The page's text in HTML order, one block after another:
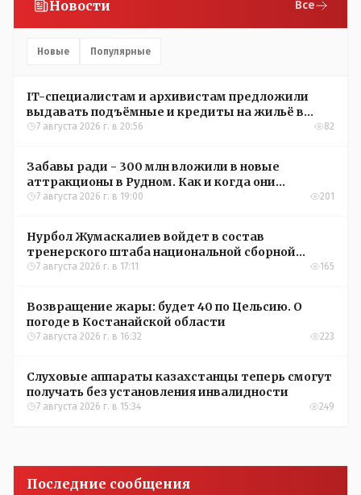
Новости Все
Новые Популярные
IT-специалистам и архивистам предложили
выдавать подъёмные и кредиты на жильё в
сёлах Казахстана
7 августа 2026 г. в 20:56 82
Забавы ради - 300 млн вложили в новые
аттракционы в Рудном. Как и когда они
окупятся?
7 августа 2026 г. в 19:00 201
Нурбол Жумаскалиев войдет в состав
тренерского штаба национальной сборной
Казахстана по футболу
7 августа 2026 г. в 17:11 165
Возвращение жары: будет 40 по Цельсию. О
погоде в Костанайской области
7 августа 2026 г. в 16:32 223
Слуховые аппараты казахстанцы теперь смогут
получать без установления инвалидности
7 августа 2026 г. в 15:34 249
Последние сообщения